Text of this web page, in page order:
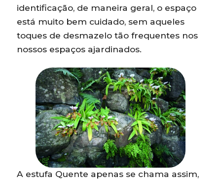
identificação, de maneira geral, o espaço
está muito bem cuidado, sem aqueles
toques de desmazelo tão frequentes nos
nossos espaços ajardinados.
A estufa Quente apenas se chama assim,